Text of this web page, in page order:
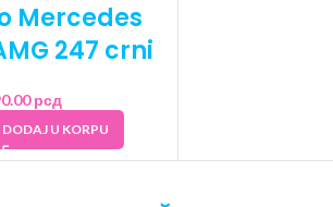
Mercedes
247 crni
рсд
DODAJ U KORPU